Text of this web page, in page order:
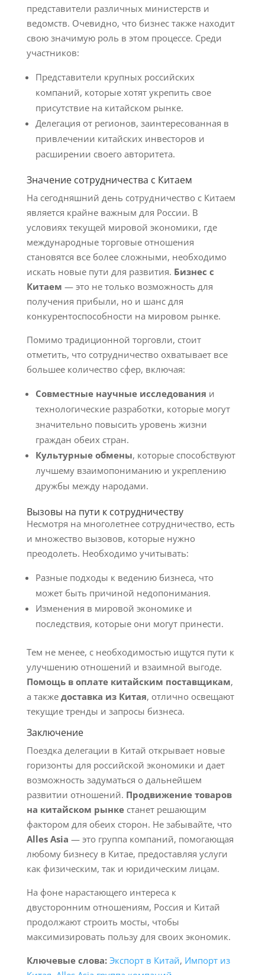
представители различных министерств и
ведомств. Очевидно, что бизнес также находит
свою значимую роль в этом процессе. Среди
участников:
Представители крупных российских
компаний, которые хотят укрепить свое
присутствие на китайском рынке.
Делегация от регионов, заинтересованная в
привлечении китайских инвесторов и
расширении своего авторитета.
Значение сотрудничества с Китаем
На сегодняшний день сотрудничество с Китаем
является крайне важным для России. В
условиях текущей мировой экономики, где
международные торговые отношения
становятся все более сложными, необходимо
искать новые пути для развития. Бизнес с
Китаем — это не только возможность для
получения прибыли, но и шанс для
конкурентоспособности на мировом рынке.
Помимо традиционной торговли, стоит
отметить, что сотрудничество охватывает все
большее количество сфер, включая:
Совместные научные исследования и
технологические разработки, которые могут
значительно повысить уровень жизни
граждан обеих стран.
Культурные обмены, которые способствуют
лучшему взаимопониманию и укреплению
дружбы между народами.
Вызовы на пути к сотрудничеству
Несмотря на многолетнее сотрудничество, есть
и множество вызовов, которые нужно
преодолеть. Необходимо учитывать:
Разные подходы к ведению бизнеса, что
может быть причиной недопонимания.
Изменения в мировой экономике и
последствия, которые они могут принести.
Тем не менее, с необходимостью ищутся пути к
улучшению отношений и взаимной выгоде.
Помощь в оплате китайским поставщикам,
а также доставка из Китая, отлично освещают
текущие тренды и запросы бизнеса.
Заключение
Поездка делегации в Китай открывает новые
горизонты для российской экономики и дает
возможность задуматься о дальнейшем
развитии отношений. Продвижение товаров
на китайском рынкестанет решающим
фактором для обеих сторон. Не забывайте, что
Alles Asia — это группа компаний, помогающая
любому бизнесу в Китае, предоставляя услуги
как физическим, так и юридическим лицам.
На фоне нарастающего интереса к
двусторонним отношениям, Россия и Китай
продолжают строить мосты, чтобы
максимизировать пользу для своих экономик.
Ключевые слова: Экспорт в Китай, Импорт из